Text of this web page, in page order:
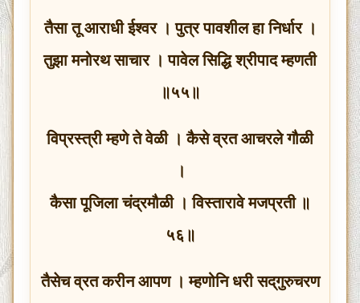
तैसा तू आराधी ईश्वर । पुत्र पावशील हा निर्धार ।
तुझा मनोरथ साचार । पावेल सिद्धि श्रीपाद म्हणती
॥५५॥
विप्रस्त्री म्हणे ते वेळी । कैसे व्रत आचरले गौळी
।
कैसा पूजिला चंद्रमौळी । विस्तारावे मजप्रती ॥
५६॥
तैसेच व्रत करीन आपण । म्हणोनि धरी सद्‌गुरुचरण